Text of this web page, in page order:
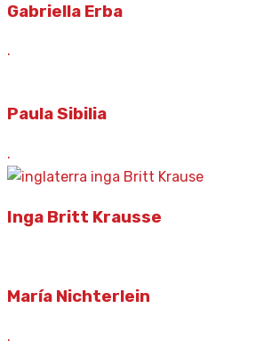
Gabriella Erba
.
Paula Sibilia
.
Inga Britt Krausse
María Nichterlein
.